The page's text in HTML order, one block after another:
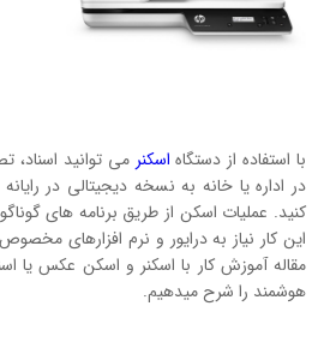
با استفاده از دستگاه اسکنرمی توانید اسناد،
در اداره یا خانه به نسخه دیجیتالی در
کنید. عملیات اسکن از طریق برنامه های
این کار نیاز به درایور و نرم‌ افزارهای
مقاله آموزش کار با اسکنر و اسکن عکس یا
هوشمند را شرح میدهیم.